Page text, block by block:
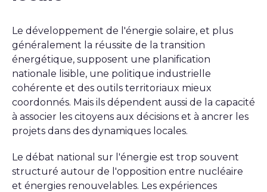
Le développement de l'énergie solaire, et plus
généralement la réussite de la transition
énergétique, supposent une planification
nationale lisible, une politique industrielle
cohérente et des outils territoriaux mieux
coordonnés. Mais ils dépendent aussi de la capacité
à associer les citoyens aux décisions et à ancrer les
projets dans des dynamiques locales.
Le débat national sur l'énergie est trop souvent
structuré autour de l'opposition entre nucléaire
et énergies renouvelables. Les expériences